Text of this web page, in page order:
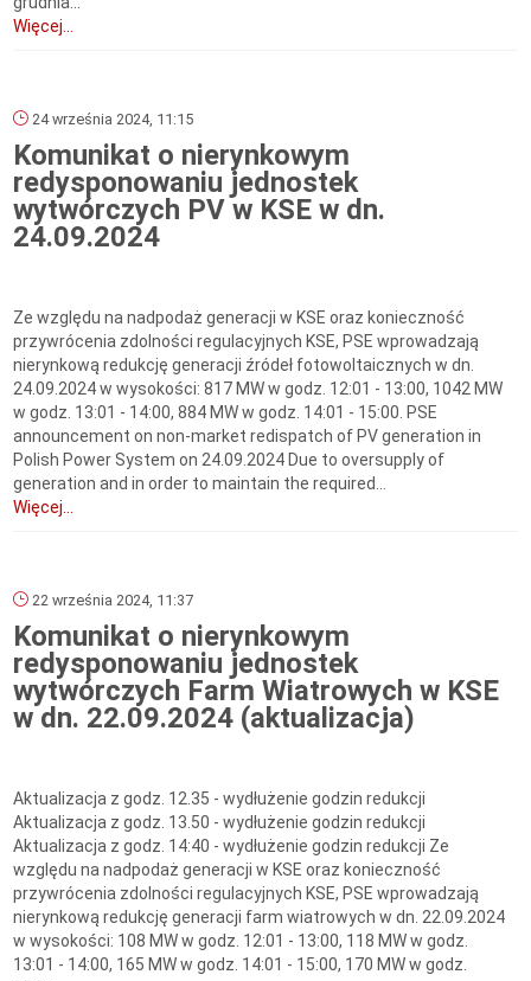
Więcej...
24 września 2024, 11:15
Komunikat o nierynkowym
redysponowaniu jednostek
wytwórczych PV w KSE w dn.
24.09.2024
Ze względu na nadpodaż generacji w KSE oraz konieczność
przywrócenia zdolności regulacyjnych KSE, PSE wprowadzają
nierynkową redukcję generacji źródeł fotowoltaicznych w dn.
24.09.2024 w wysokości: 817 MW w godz. 12:01 - 13:00, 1042 MW
w godz. 13:01 - 14:00, 884 MW w godz. 14:01 - 15:00. PSE
announcement on non-market redispatch of PV generation in
Polish Power System on 24.09.2024 Due to oversupply of
generation and in order to maintain the required...
Więcej...
22 września 2024, 11:37
Komunikat o nierynkowym
redysponowaniu jednostek
wytwórczych Farm Wiatrowych w KSE
w dn. 22.09.2024 (aktualizacja)
Aktualizacja z godz. 12.35 - wydłużenie godzin redukcji
Aktualizacja z godz. 13.50 - wydłużenie godzin redukcji
Aktualizacja z godz. 14:40 - wydłużenie godzin redukcji Ze
względu na nadpodaż generacji w KSE oraz konieczność
przywrócenia zdolności regulacyjnych KSE, PSE wprowadzają
nierynkową redukcję generacji farm wiatrowych w dn. 22.09.2024
w wysokości: 108 MW w godz. 12:01 - 13:00, 118 MW w godz.
13:01 - 14:00, 165 MW w godz. 14:01 - 15:00, 170 MW w godz.